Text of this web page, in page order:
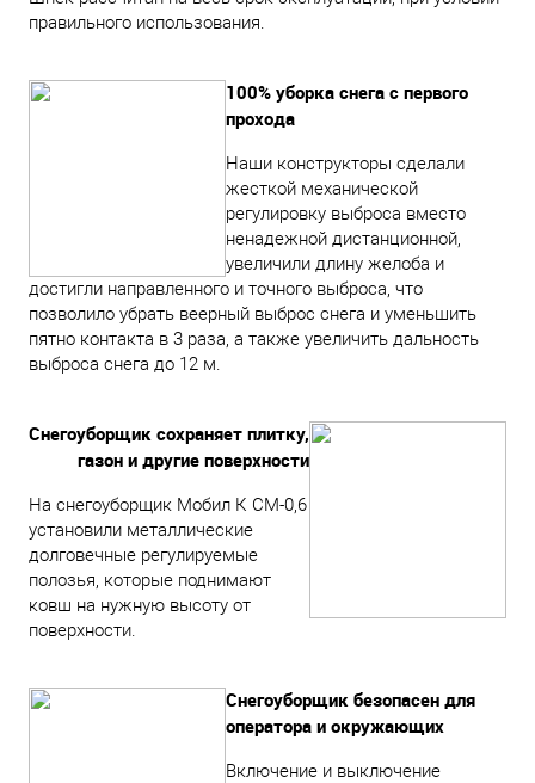
правильного использования.
100% уборка снега с первого
прохода
Наши конструкторы сделали
жесткой механической
регулировку выброса вместо
ненадежной дистанционной,
увеличили длину желоба и
достигли направленного и точного выброса, что
позволило убрать веерный выброс снега и уменьшить
пятно контакта в 3 раза, а также увеличить дальность
выброса снега до 12 м.
Снегоуборщик сохраняет плитку,
газон и другие поверхности
На снегоуборщик Мобил К СМ-0,6
установили металлические
долговечные регулируемые
полозья, которые поднимают
ковш на нужную высоту от
поверхности.
Снегоуборщик безопасен для
оператора и окружающих
Включение и выключение